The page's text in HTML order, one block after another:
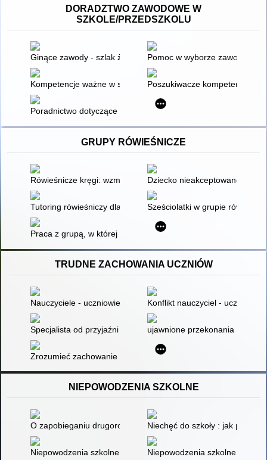
DORADZTWO ZAWODOWE W
SZKOLE/PRZEDSZKOLU
Ginące zawody - szlak żelaza i kowalskich tradycji :
Pomoc w wyborze zawodu
Kompetencje ważne w szkole, kompetencje ważne na rynku
Poszukiwacze kompetencji"
Poradnictwo dotyczące kariery na różnych etapach życia - od
GRUPY RÓWIEŚNICZE
Rówieśnicze kręgi: wzmacnianie i upokarzanie
Dziecko nieakceptowane
Tutoring rówieśniczy dla dziecka ze spektrum autyzmu
Sześciolatki w grupie
Praca z grupą, w której pojawia się zjawisko przemocy
TRUDNE ZACHOWANIA UCZNIÓW
Nauczyciele - uczniowie : dwa spojrzenia na dyscyplinę w
Konflikt nauczyciel - uczeń :
Specjalista od przyjaźni potrzebny od zarazujawnione przekonania i
Zrozumieć zachowanie ucznia
NIEPOWODZENIA SZKOLNE
O zapobieganiu drugorocznościNiechęć do szkoły : jak
Niepowodzenia szkolne studentówNiepowodzenia szkolne